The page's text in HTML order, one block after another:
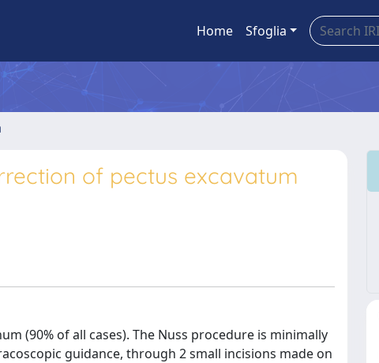
Home Sfoglia
of pectus excavatum
(90% of all cases). The Nuss procedure is minimally
guidance, through 2 small incisions made on